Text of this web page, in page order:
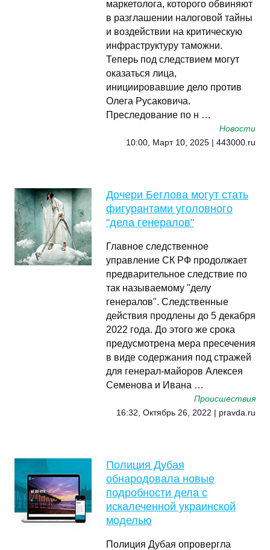
маркетолога, которого обвиняют
в разглашении налоговой тайны
и воздействии на критическую
инфраструктуру таможни.
Теперь под следствием могут
оказаться лица,
инициировавшие дело против
Олега Русаковича.
Преследование по н …
Новости
10:00, Март 10, 2025 | 443000.ru
Дочери Беглова могут стать
фигурантами уголовного
"дела генералов"
Главное следственное
управление СК РФ продолжает
предварительное следствие по
так называемому "делу
генералов". Следственные
действия продлены до 5 декабря
2022 года. До этого же срока
предусмотрена мера пресечения
в виде содержания под стражей
для генерал-майоров Алексея
Семенова и Ивана …
Происшествия
16:32, Октябрь 26, 2022 | pravda.ru
Полиция Дубая
обнародовала новые
подробности дела с
искалеченной украинской
моделью
Полиция Дубая опровергла